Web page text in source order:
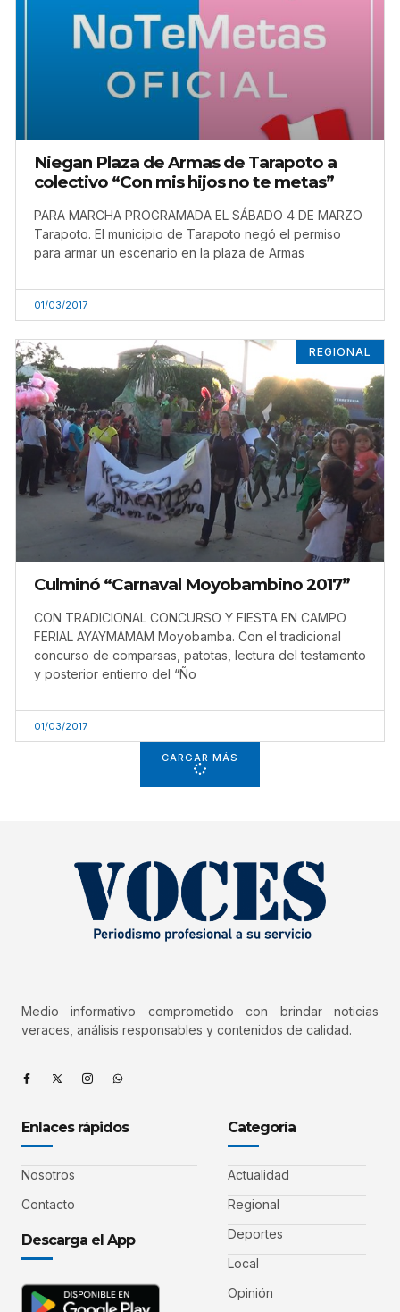
Niegan Plaza de Armas de Tarapoto a
colectivo “Con mis hijos no te metas”
PARA MARCHA PROGRAMADA EL SÁBADO 4 DE MARZO
Tarapoto. El municipio de Tarapoto negó el permiso
para armar un escenario en la plaza de Armas
01/03/2017
REGIONAL
Culminó “Carnaval Moyobambino 2017”
CON TRADICIONAL CONCURSO Y FIESTA EN CAMPO
FERIAL AYAYMAMAM Moyobamba. Con el tradicional
concurso de comparsas, patotas, lectura del testamento
y posterior entierro del “Ño
01/03/2017
CARGAR MÁS
Medio informativo comprometido con brindar noticias
veraces, análisis responsables y contenidos de calidad.
Enlaces rápidos
Nosotros
Contacto
Descarga el App
Categoría
Actualidad
Regional
Deportes
Local
Opinión